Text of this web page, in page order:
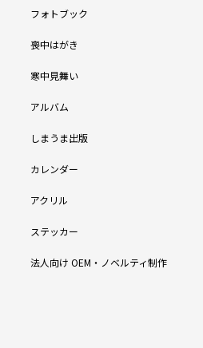
フォトブック
喪中はがき
寒中見舞い
アルバム
しまうま出版
カレンダー
アクリル
ステッカー
法人向け OEM・ノベルティ制作